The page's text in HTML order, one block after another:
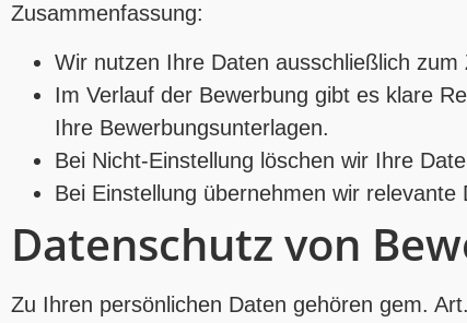
Zusammenfassung:
Wir nutzen Ihre Daten ausschließlich zum
Im Verlauf der Bewerbung gibt es klare
Ihre Bewerbungsunterlagen.
Bei Nicht-Einstellung löschen wir Ihre
Bei Einstellung übernehmen wir
Datenschutz von
Zu Ihren persönlichen Daten gehören gem.